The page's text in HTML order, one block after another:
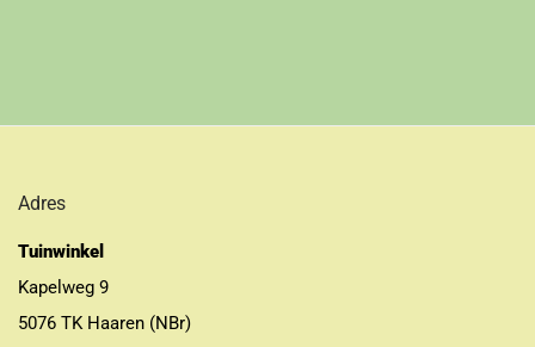
Adres
Tuinwinkel
Kapelweg 9
5076 TK Haaren (NBr)